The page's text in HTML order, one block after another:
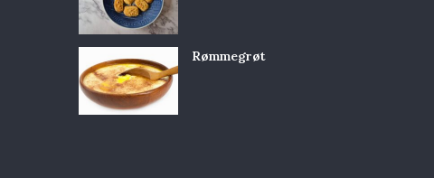
Rømmegrøt